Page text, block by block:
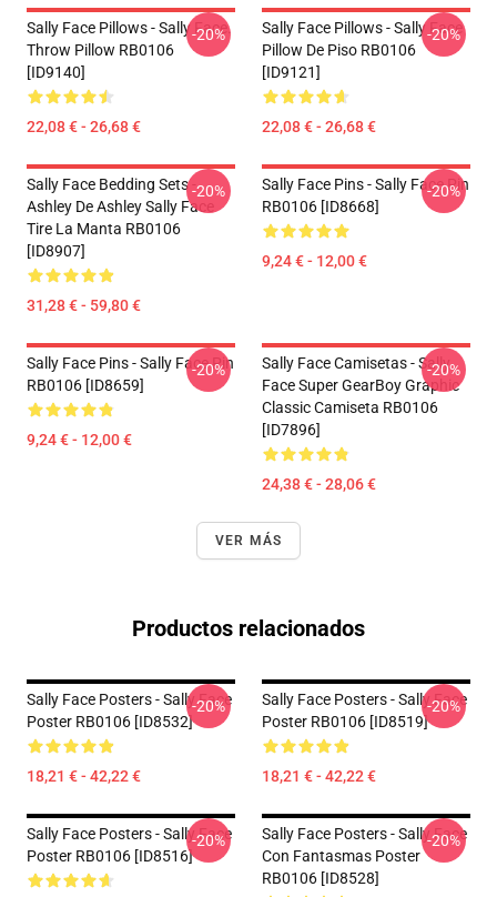
Sally Face Pillows - Sally Face.
Throw Pillow RB0106
[ID9140]
22,08 € - 26,68 €
-20%
Sally Face Pillows - Sally Face
Pillow De Piso RB0106
[ID9121]
22,08 € - 26,68 €
-20%
Sally Face Bedding Sets -
Ashley De Ashley Sally Face
Tire La Manta RB0106
[ID8907]
31,28 € - 59,80 €
-20%
Sally Face Pins - Sally Face Pin
RB0106 [ID8668]
9,24 € - 12,00 €
-20%
Sally Face Pins - Sally Face Pin
RB0106 [ID8659]
9,24 € - 12,00 €
-20%
Sally Face Camisetas - Sally
Face Super GearBoy Graphic
Classic Camiseta RB0106
[ID7896]
24,38 € - 28,06 €
-20%
VER MÁS
Productos relacionados
Sally Face Posters - Sally Face
Poster RB0106 [ID8532]
18,21 € - 42,22 €
-20%
Sally Face Posters - Sally Face
Poster RB0106 [ID8519]
18,21 € - 42,22 €
-20%
Sally Face Posters - Sally Face
Poster RB0106 [ID8516]
-20%
Sally Face Posters - Sally Face
Con Fantasmas Poster
RB0106 [ID8528]
-20%